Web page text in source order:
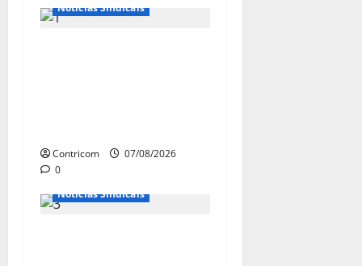
Notícias Sindicais
Contricom
07/08/2026
0
Notícias Sindicais